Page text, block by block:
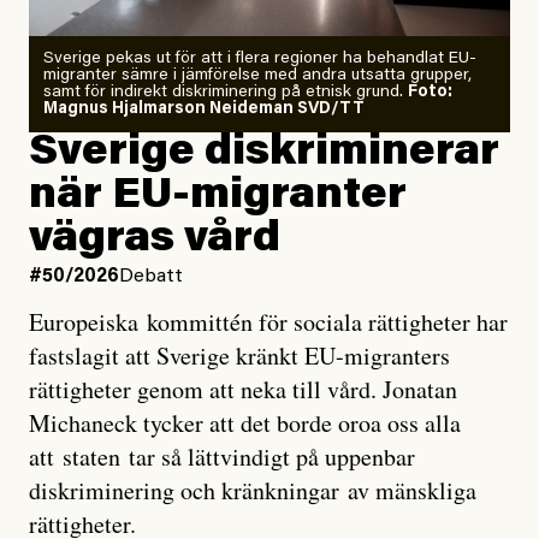
Zeke Hausfather är chockad igen efter att ha
analyserat hur de olika klimatmodellerna bedömer
läget för hur den begynnande El Niño-händelsen ska
utveckla sig. El Niño är ett återkommande
väderfenomen som uppstår när havsvattnet i delar av
Stilla havet blir ovanligt varmt. Det påverkar vädret
över stora delar av världen och under
forskare allt oftare varnat för att den här El Niñon
Det verkar vara en underdrift, menar nu Zeke
Hausfather.
”Det ser ut som att årets El Niño inte bara med stor
sannolikhet kommer att bli den starkaste sedan
tillförlitliga mätningar inleddes – den kan till och med
Sverige pekas ut för att i flera regioner ha behandlat EU-
migranter sämre i jämförelse med andra utsatta grupper,
samt för indirekt diskriminering på etnisk grund. Foto:
Magnus Hjalmarson Neideman SVD/TT
Sverige diskriminerar
när EU-migranter
vägras vård
#50/2026 Debatt
Europeiska kommittén för sociala rättigheter har
fastslagit att Sverige kränkt EU-migranters
rättigheter genom att neka till vård. Jonatan
Michaneck tycker att det borde oroa oss alla
att staten tar så lättvindigt på uppenbar
diskriminering och kränkningar av mänskliga
rättigheter.